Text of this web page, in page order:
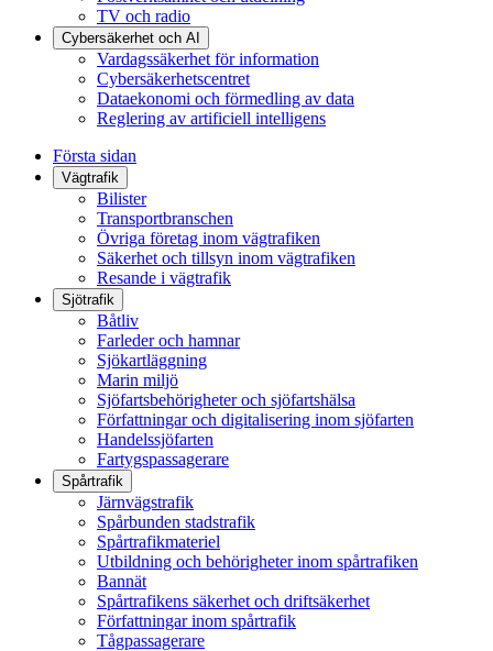
TV och radio
Cybersäkerhet och AI
Vardagssäkerhet för information
Cybersäkerhetscentret
Dataekonomi och förmedling av data
Reglering av artificiell intelligens
Första sidan
Vägtrafik
Bilister
Transportbranschen
Övriga företag inom vägtrafiken
Säkerhet och tillsyn inom vägtrafiken
Resande i vägtrafik
Sjötrafik
Båtliv
Farleder och hamnar
Sjökartläggning
Marin miljö
Sjöfartsbehörigheter och sjöfartshälsa
Författningar och digitalisering inom sjöfarten
Handelssjöfarten
Fartygspassagerare
Spårtrafik
Järnvägstrafik
Spårbunden stadstrafik
Spårtrafikmateriel
Utbildning och behörigheter inom spårtrafiken
Bannät
Spårtrafikens säkerhet och driftsäkerhet
Författningar inom spårtrafik
Tågpassagerare